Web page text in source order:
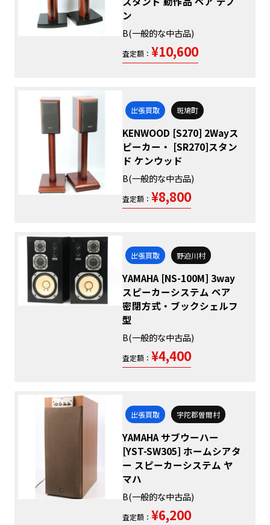
ン
B(一般的な中古品)
査定額： ¥10,600
出張買取 斑鳩町
KENWOOD [S270] 2Wayス
ピーカー・ [SR270]スタン
ド ケンウッド
B(一般的な中古品)
査定額： ¥8,800
出張買取 野迫川村
YAMAHA [NS-100M] 3way
スピーカーシステム ペア
密閉方式・ブックシェルフ
型
B(一般的な中古品)
査定額： ¥4,400
出張買取 宇陀郡曽爾村
YAMAHA サブウーハー
[YST-SW305] ホームシアタ
ー スピーカーシステム ヤ
マハ
B(一般的な中古品)
査定額： ¥6,200